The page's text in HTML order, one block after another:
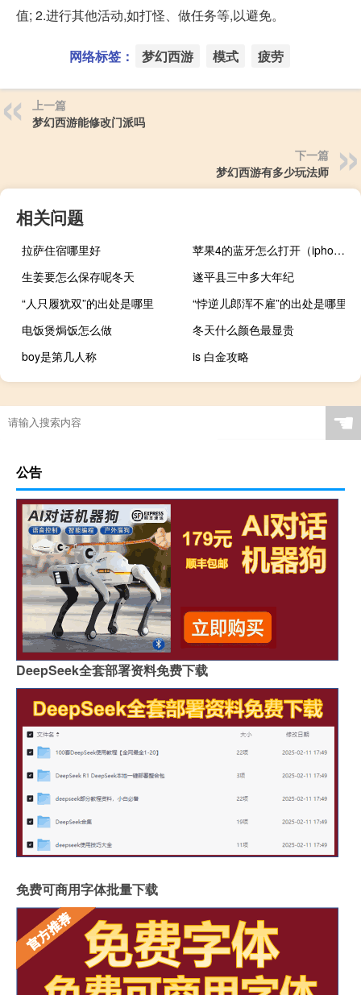
值; 2.进行其他活动,如打怪、做任务等,以避免。
网络标签： 梦幻西游 模式 疲劳
上一篇
梦幻西游能修改门派吗
下一篇
梦幻西游有多少玩法师
相关问题
拉萨住宿哪里好
苹果4的蓝牙怎么打开（iphone4s蓝牙怎么用）
生姜要怎么保存呢冬天
遂平县三中多大年纪
“人只履犹双”的出处是哪里
“悖逆儿郎浑不雇”的出处是哪里
电饭煲焗饭怎么做
冬天什么颜色最显贵
boy是第几人称
is 白金攻略
☚
公告
DeepSeek全套部署资料免费下载
免费可商用字体批量下载